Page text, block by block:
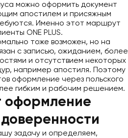
можно оформить документ
апостилем и присяжным
Именно этот маршрут
ONE PLUS.
тоже возможен, но на
с записью, ожиданием, более
и отсутствием некоторых
например апостиля. Поэтому
оформление через польского
гибким и рабочим решением.
оформление
задачу и определяем,